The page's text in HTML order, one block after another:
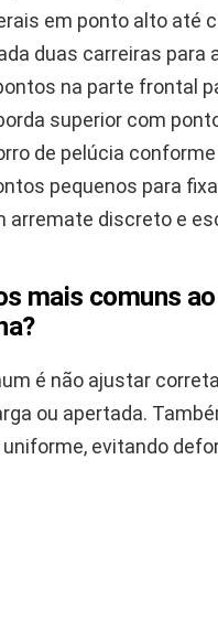
em ponto alto até
duas carreiras para
na parte frontal
superior com
de pelúcia
pequenos para
arremate discreto e
mais comuns
é não ajustar
ou apertada.
evitando